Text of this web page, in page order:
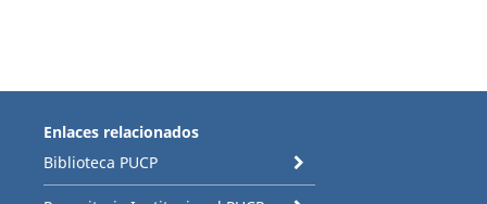
Enlaces relacionados
Biblioteca PUCP